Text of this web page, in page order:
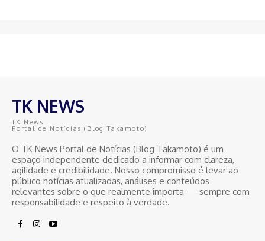
TK NEWS
TK News
Portal de Notícias (Blog Takamoto)
O TK News Portal de Notícias (Blog Takamoto) é um
espaço independente dedicado a informar com clareza,
agilidade e credibilidade. Nosso compromisso é levar ao
público notícias atualizadas, análises e conteúdos
relevantes sobre o que realmente importa — sempre com
responsabilidade e respeito à verdade.